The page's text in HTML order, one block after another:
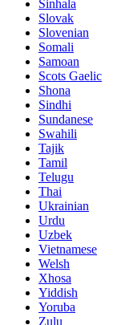
Sinhala
Slovak
Slovenian
Somali
Samoan
Scots Gaelic
Shona
Sindhi
Sundanese
Swahili
Tajik
Tamil
Telugu
Thai
Ukrainian
Urdu
Uzbek
Vietnamese
Welsh
Xhosa
Yiddish
Yoruba
Zulu